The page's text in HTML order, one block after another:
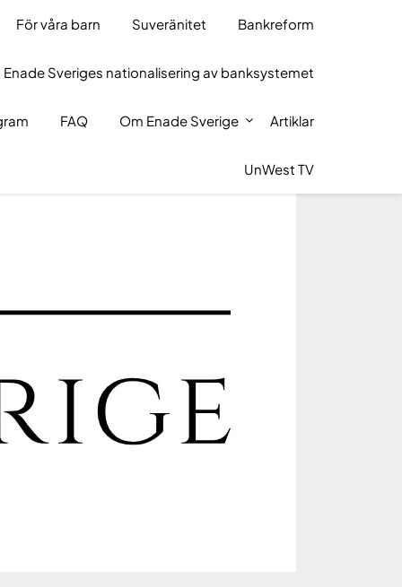
För våra barn Suveränitet Bankreform
Sveriges nationalisering av banksystemet
FAQ Om Enade Sverige Artiklar
UnWest TV